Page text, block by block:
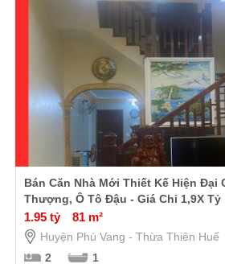
Bán Căn Nhà Mới Thiết Kế Hiện Đại
Thượng, Ô Tô Đậu - Giá Chỉ 1,9X Tỷ
1.95 tỷ 81 m²
Huyện Phú Vang - Thừa Thiên Huế
2
1